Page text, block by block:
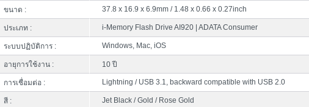
ขนาด : 37.8 x 16.9 x 6.9mm / 1.48 x 0.66 x 0.27inch
ประเภท : i-Memory Flash Drive AI920 | ADATA Consumer
ระบบปฏิบัติการ : Windows, Mac, iOS
อายุการใช้งาน : 10 ปี
การเชื่อมต่อ : Lightning / USB 3.1, backward compatible with USB 2.0
สี : Jet Black / Gold / Rose Gold